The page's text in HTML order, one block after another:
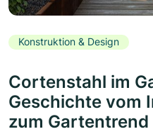
Konstruktion & Design
Cortenstahl im
Geschichte vom
zum Gartentrend